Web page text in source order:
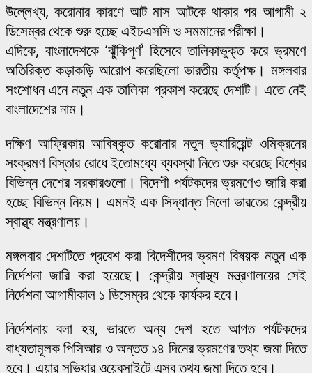
উল্লেখ্য, করোনার কারণে আট মাস আটকে থাকার পর আগামী ২
ডিসেম্বর থেকে শুরু হচ্ছে এইচএসসি ও সমমানের পরীক্ষা।
এদিকে, বাংলাদেশকে ‘ঝুঁকিপূর্ণ’ হিসেবে তালিকাভুক্ত করে ভ্রমণে
অতিরিক্ত কড়াকড়ি আরোপ করেছিলো ভারতীয় কর্তৃপক্ষ। মঙ্গলবার
সংশোধন এনে নতুন এক তালিকা প্রকাশ করেছে দেশটি। এতে নেই
বাংলাদেশের নাম।
দক্ষিণ আফ্রিকায় আবিষ্কৃত করোনার নতুন ভ্যারিয়েন্ট ওমিক্রনের
সংক্রমণ বিস্তার রোধে ইতোমধ্যে ব্যবস্থা নিতে শুরু করেছে বিশ্বের
বিভিন্ন দেশের সরকারগুলো। বিদেশী পর্যটকদের ভ্রমণেও জারি করা
হচ্ছে বিভিন্ন নিয়ম। এমনই এক সিদ্ধান্ত নিলো ভারতের কেন্দ্রীয়
স্বাস্থ্য মন্ত্রণালয়।
মঙ্গলবার দেশটিতে প্রবেশ করা বিদেশীদের ভ্রমণ বিষয়ক নতুন এক
নির্দেশনা জারি করা হয়েছে। কেন্দ্রীয় স্বাস্থ্য মন্ত্রণালয়ের সেই
নির্দেশনা আগামীকাল ১ ডিসেম্বর থেকে কার্যকর হবে।
নির্দেশনায় বলা হয়, ভারতে অন্য দেশ হতে আগত পর্যটকদের
বাধ্যতামূলক পিসিআর ও অন্তত ১৪ দিনের ভ্রমণের তথ্য জমা দিতে
হবে। এয়ার সুভিধার ওয়েবসাইটে এসব তথ্য জমা দিতে হবে।